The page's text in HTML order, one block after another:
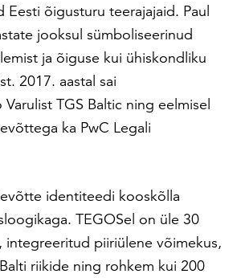
Eesti õigusturu teerajajaid. Paul
jooksul sümboliseerinud
ja õiguse kui ühiskondliku
2017. aastal sai
TGS Baltic ning eelmisel
ka PwC Legali
identiteedi kooskõlla
TEGOSel on üle 30
integreeritud piiriülene võimekus,
riikide ning rohkem kui 200